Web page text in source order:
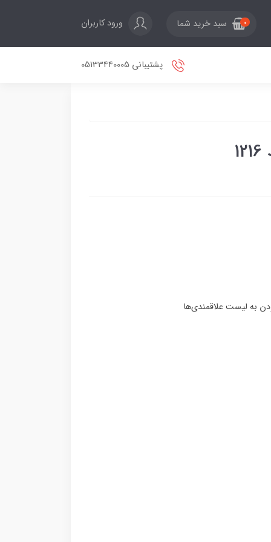
0 سبد خرید شما ورود کاربران
پشتیبانی 05133440005